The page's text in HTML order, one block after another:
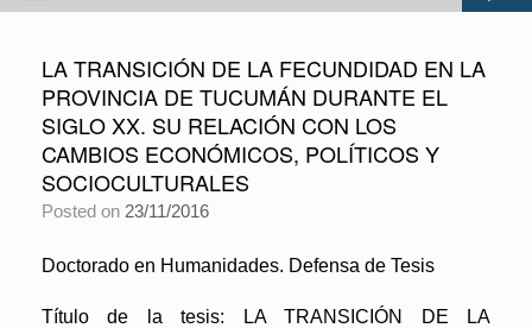
LA TRANSICIÓN DE LA FECUNDIDAD EN LA
PROVINCIA DE TUCUMÁN DURANTE EL
SIGLO XX. SU RELACIÓN CON LOS
CAMBIOS ECONÓMICOS, POLÍTICOS Y
SOCIOCULTURALES
Posted on 23/11/2016
Doctorado en Humanidades. Defensa de Tesis
Título de la tesis: LA TRANSICIÓN DE LA